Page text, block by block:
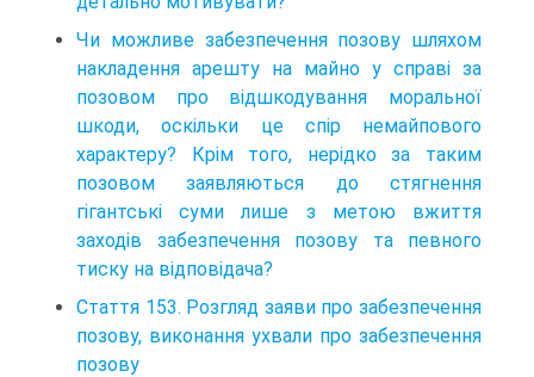
Чи можливе забезпечення позову шляхом
накладення арешту на майно у справі за
позовом про відшкодування моральної
шкоди, оскільки це спір немайпового
характеру? Крім того, нерідко за таким
позовом заявляються до стягнення
гігантські суми лише з метою вжиття
заходів забезпечення позову та певного
тиску на відповідача?
Стаття 153. Розгляд заяви про забезпечення
позову, виконання ухвали про забезпечення
позову